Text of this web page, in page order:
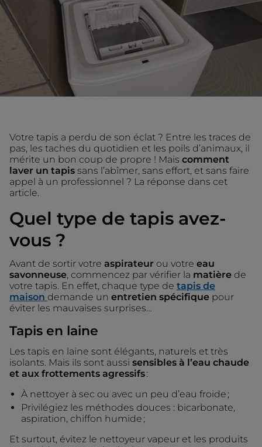
Votre tapis a perdu de son éclat ? Entre les traces de
pas, les taches du quotidien et les poils d’animaux, il
mérite un bon coup de propre ! Mais comment
laver un tapis sans l’abîmer, sans effort, et sans faire
appel à un professionnel ? La réponse dans cet
article.
Quel type de tapis avez-
vous ?
Avant de sortir votre aspirateur ou votre eau
savonneuse , commencez par vérifier la matière de
votre tapis. En effet, chaque type de tapis de
maison demande un entretien spécifique pour
éviter les mauvaises surprises…
Tapis en laine
Les tapis en laine sont élégants, naturels et très
isolants. Mais ils sont aussi sensibles à l’eau chaude
et aux frottements agressifs:
À nettoyer à sec ou avec un peu d’eau froide ;
Privilégiez les méthodes douces : bicarbonate,
aspiration, chiffon humide ;
Et surtout, évitez le nettoyeur vapeur et les produits